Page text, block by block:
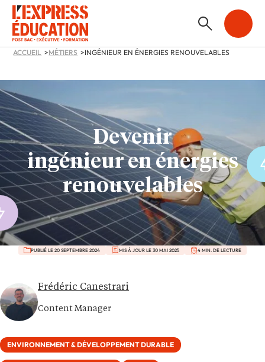
ACCUEIL MÉTIERS INGÉNIEUR EN ÉNERGIES RENOUVELABLES
Devenir
ingénieur en énergies
renouvelables
PUBLIÉ LE 20 SEPTEMBRE 2024 MIS À JOUR LE 30 MAI 2025 4 MIN. DE LECTURE
Frédéric Canestrari
Content Manager
ENVIRONNEMENT & DÉVELOPPEMENT DURABLE